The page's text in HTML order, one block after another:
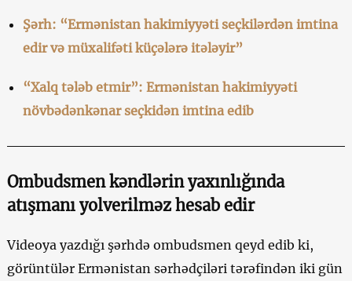
Şərh: “Ermənistan hakimiyyəti seçkilərdən imtina
edir və müxalifəti küçələrə itələyir”
“Xalq tələb etmir”: Ermənistan hakimiyyəti
növbədənkənar seçkidən imtina edib
Ombudsmen kəndlərin yaxınlığında
atışmanı yolverilməz hesab edir
Videoya yazdığı şərhdə ombudsmen qeyd edib ki,
görüntülər Ermənistan sərhədçiləri tərəfindən iki gün